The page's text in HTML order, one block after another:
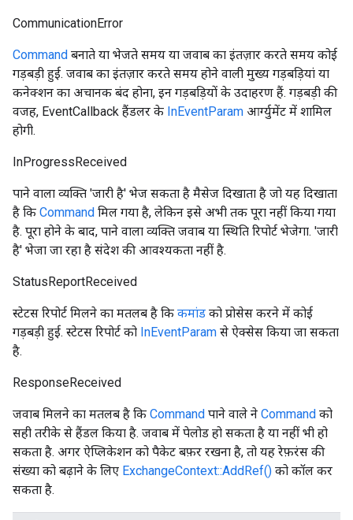
CommunicationError
Command बनाते या भेजते समय या जवाब का इंतज़ार करते समय कोई
गड़बड़ी हुई. जवाब का इंतज़ार करते समय होने वाली मुख्य गड़बड़ियां या
कनेक्शन का अचानक बंद होना, इन गड़बड़ियों के उदाहरण हैं. गड़बड़ी की
वजह, EventCallback हैंडलर के InEventParam आर्ग्युमेंट में शामिल
होगी.
InProgressReceived
पाने वाला व्यक्ति 'जारी है' भेज सकता है मैसेज दिखाता है जो यह दिखाता
है कि Command मिल गया है, लेकिन इसे अभी तक पूरा नहीं किया गया
है. पूरा होने के बाद, पाने वाला व्यक्ति जवाब या स्थिति रिपोर्ट भेजेगा. 'जारी
है' भेजा जा रहा है संदेश की आवश्यकता नहीं है.
StatusReportReceived
स्टेटस रिपोर्ट मिलने का मतलब है कि कमांड को प्रोसेस करने में कोई
गड़बड़ी हुई. स्टेटस रिपोर्ट को InEventParam से ऐक्सेस किया जा सकता
है.
ResponseReceived
जवाब मिलने का मतलब है कि Command पाने वाले ने Command को
सही तरीके से हैंडल किया है. जवाब में पेलोड हो सकता है या नहीं भी हो
सकता है. अगर ऐप्लिकेशन को पैकेट बफ़र रखना है, तो यह रेफ़रंस की
संख्या को बढ़ाने के लिए ExchangeContext::AddRef() को कॉल कर
सकता है.